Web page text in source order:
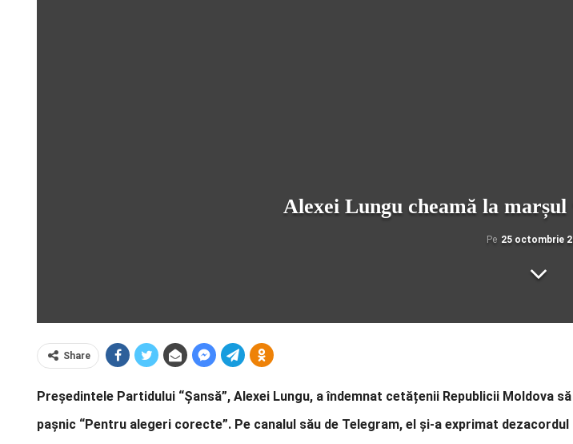
Alexei Lungu cheamă la
Pe 25 octombrie
Share
Președintele Partidului “Șansă”, Alexei Lungu, a îndemnat cetățenii Republicii Moldova
pașnic “Pentru alegeri corecte”. Pe canalul său de Telegram, el și-a exprimat